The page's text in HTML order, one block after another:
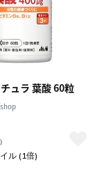
ュラ 葉酸 60粒
ル (1倍)